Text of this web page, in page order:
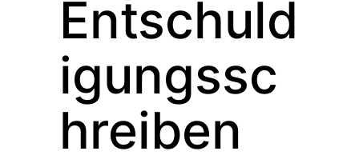
Entschuld
igungssc
hreiben